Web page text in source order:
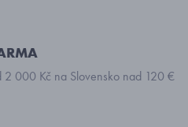
2 000 Kč na Slovensko nad 120 €